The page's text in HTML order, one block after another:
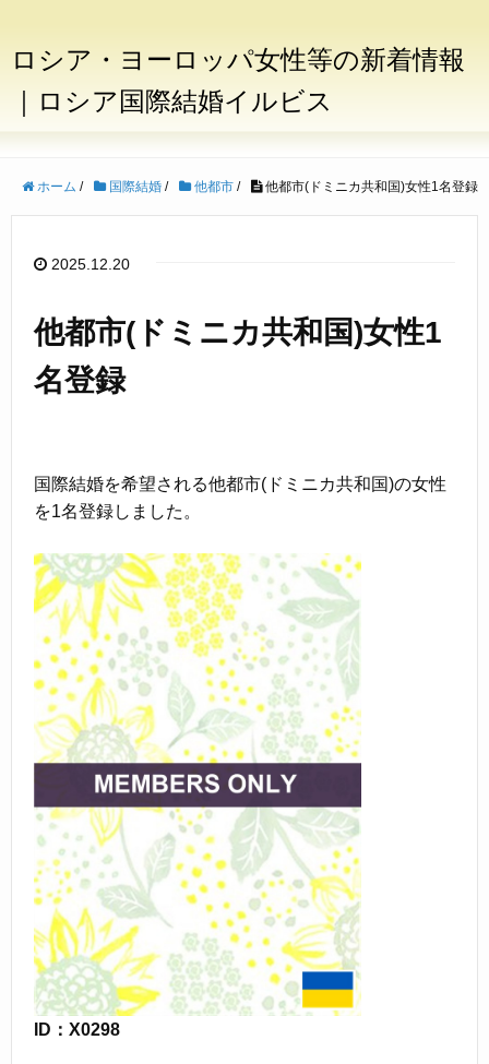
ロシア・ヨーロッパ女性等の新着情報
｜ロシア国際結婚イルビス
ホーム / 国際結婚 / 他都市 / 他都市(ドミニカ共和国)女性1名登録
2025.12.20
他都市(ドミニカ共和国)女性1
名登録
国際結婚を希望される他都市(ドミニカ共和国)の女性
を1名登録しました。
ID：X0298